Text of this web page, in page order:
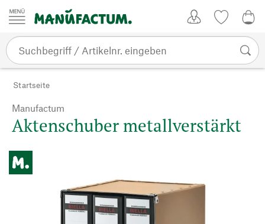
Zum Inhalt springen
Startseite
Manufactum
Aktenschuber metallverstärkt